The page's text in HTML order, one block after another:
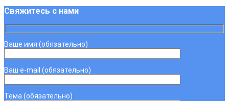
Свяжитесь с нами
Ваше имя (обязательно)
Ваш e-mail (обязательно)
Тема (обязательно)